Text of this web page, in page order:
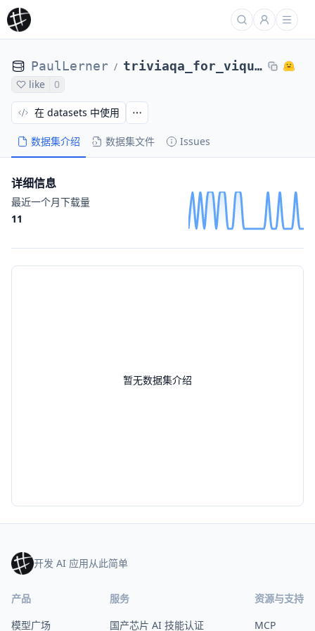
PaulLerner / triviaqa_for_viquae
like 0
数据集介绍 数据集文件 Issues
在 datasets 中使用
暂无数据集介绍
详细信息
最近一个月下载量
11
开发 AI 应用从此简单
产品
模型广场
服务
国产芯片 AI 技能认证
资源与支持
MCP